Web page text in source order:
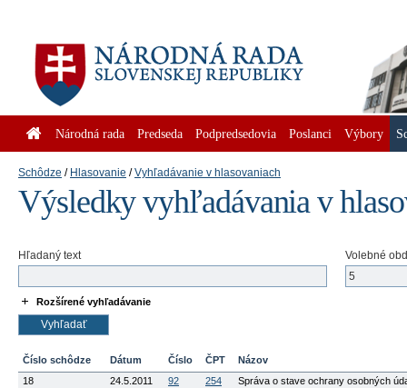
Národná rada Predseda Podpredsedovia Poslanci Výbory
Schôdze Hlasovanie Vyhľadávanie v hlasovaniach
Výsledky vyhľadávania v
Hľadaný text Volebné
Rozšírené vyhľadávanie
Číslo schôdze Dátum Číslo ČPT
Názov
18
24.5.2011
92 254 Správa o stave ochrany osobných